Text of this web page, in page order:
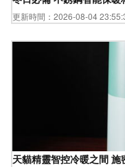
更新時間：2026-08-04
天貓精靈智控冷暖之間 施